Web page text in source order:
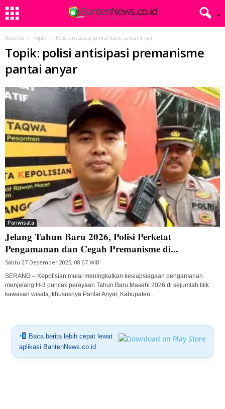
Beranda Topik Polisi antisipasi premanisme pantai anyar
Topik: polisi antisipasi premanisme
pantai anyar
Pariwisata
Jelang Tahun Baru 2026, Polisi Perketat
Pengamanan dan Cegah Premanisme di...
Sabtu 27 Desember 2025, 08:07 WIB
SERANG – Kepolisian mulai meningkatkan kesiapsiagaan pengamanan
menjelang H-3 puncak perayaan Tahun Baru Masehi 2026 di sejumlah titik
kawasan wisata, khususnya Pantai Anyar, Kabupaten...
Baca berita lebih cepat lewat
aplikasi BantenNews.co.id